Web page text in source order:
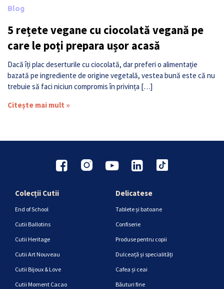
Blog
5 rețete vegane cu ciocolată vegană pe
care le poți prepara ușor acasă
Dacă îți plac deserturile cu ciocolată, dar preferi o alimentație
bazată pe ingrediente de origine vegetală, vestea bună este că nu
trebuie să faci niciun compromis în privința […]
Citește mai mult »
Colecții Cutii
End of School
Cutii Ballotins
Cutii Heritage
Cutii Art Nouveau
Cutii Bijoux & Love
Cutii Moment Cacao
Delicatese
Tablete și batoane
Confiserie
Produse pentru copii
Dulceață și specialități
Cafea și ceai
Băuturi fine